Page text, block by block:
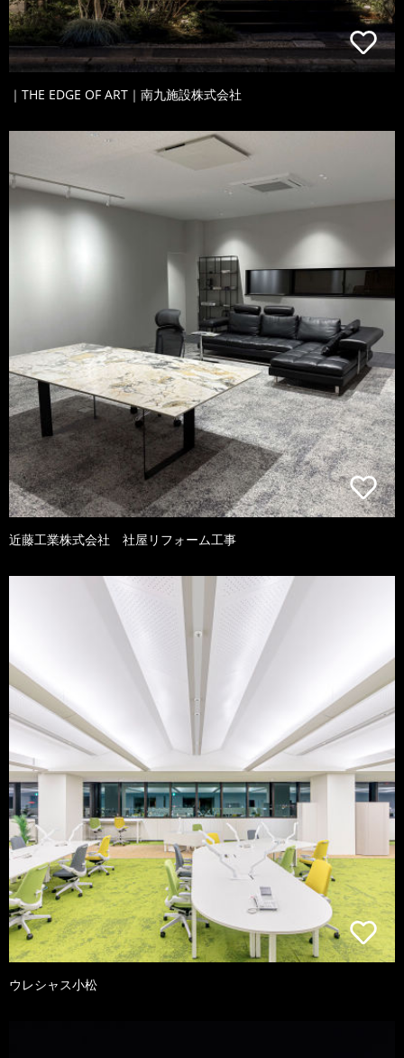
｜THE EDGE OF ART｜南九施設株式会社
近藤工業株式会社 社屋リフォーム工事
ウレシャス小松